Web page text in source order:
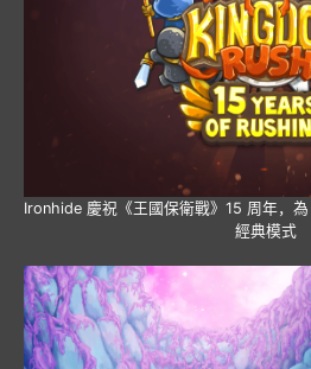
Ironhide 慶祝《王國保衛戰》15 周年，
經典模式